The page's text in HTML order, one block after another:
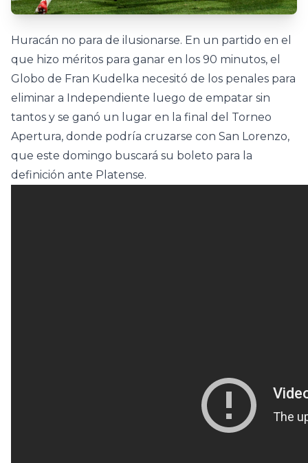
Huracán no para de ilusionarse. En un partido en el
que hizo méritos para ganar en los 90 minutos, el
Globo de Fran Kudelka necesitó de los penales para
eliminar a Independiente luego de empatar sin
tantos y se ganó un lugar en la final del Torneo
Apertura, donde podría cruzarse con San Lorenzo,
que este domingo buscará su boleto para la
definición ante Platense.